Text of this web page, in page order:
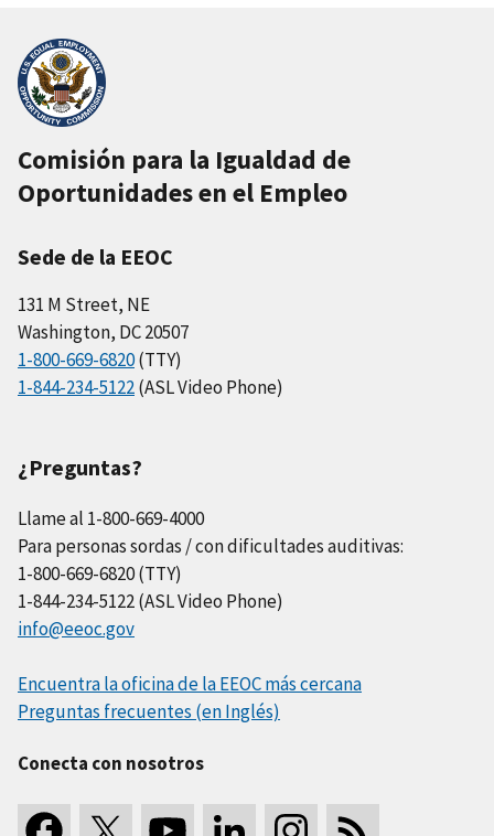
Comisión para la Igualdad de
Oportunidades en el Empleo
Sede de la EEOC
131 M Street, NE
Washington, DC 20507
1-800-669-6820(TTY)
1-844-234-5122(ASL Video Phone)
¿Preguntas?
Llame al 1-800-669-4000
Para personas sordas / con dificultades auditivas:
1-800-669-6820 (TTY)
1-844-234-5122 (ASL Video Phone)
info@eeoc.gov
Encuentra la oficina de la EEOC más cercana
Preguntas frecuentes (en Inglés)
Conecta con nosotros